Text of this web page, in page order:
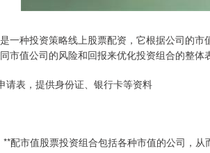
一种投资策略线上股票配资，它根据公司的
市值公司的风险和回报来优化投资组合的整体
请表，提供身份证、银行卡等资料
**配市值股票投资组合包括各种市值的公司，从